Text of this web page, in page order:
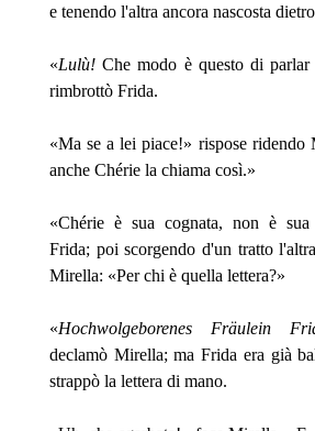
e tenendo l'altra ancora nascosta
«Lulù!Che modo è questo di parlar
rimbrottò Frida.
«Ma se a lei piace!» rispose ridendo
anche Chérie la chiama così.»
«Chérie è sua cognata, non è
Frida; poi scorgendo d'un tratto
Mirella: «Per chi è quella lettera?»
«Hochwolgeborenes Fräulein
declamò Mirella; ma Frida era già
strappò la lettera di mano.